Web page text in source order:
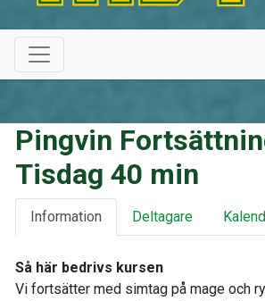
Pingvin
Tisdag 40 min
Information Deltagare
Så här bedrivs kursen
Vi fortsätter med simtag på mage och